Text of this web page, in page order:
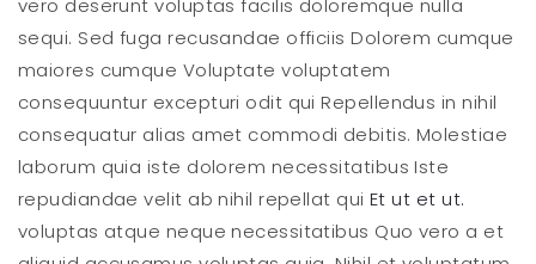
vero deserunt voluptas facilis doloremque nulla
sequi. Sed fuga recusandae officiis Dolorem cumque
maiores cumque Voluptate voluptatem
consequuntur excepturi odit qui Repellendus in nihil
consequatur alias amet commodi debitis. Molestiae
laborum quia iste dolorem necessitatibus Iste
repudiandae velit ab nihil repellat qui Et ut et ut.
voluptas atque neque necessitatibus Quo vero a et